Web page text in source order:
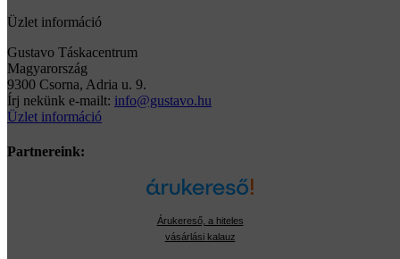
Üzlet információ
Gustavo Táskacentrum
Magyarország
9300 Csorna, Adria u. 9.
Írj nekünk e-mailt: info@gustavo.hu
Üzlet információ
Partnereink:
Árukereső, a hiteles
vásárlási kalauz